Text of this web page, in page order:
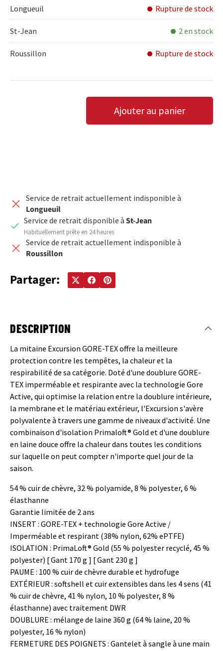
Longueuil Rupture de stock
St-Jean 2 en stock
Roussillon Rupture de stock
DIMINUER LA QUANTITÉ
AUGMENTER LA QUANTITÉ
Ajouter au panier
Service de retrait actuellement indisponible à
Longueuil
Service de retrait disponible à St-Jean
Habituellement prête en 24 heures
Service de retrait actuellement indisponible à
Roussillon
Partager:
DESCRIPTION
La mitaine Excursion GORE-TEX offre la meilleure
protection contre les tempêtes, la chaleur et la
respirabilité de sa catégorie. Doté d'une doublure GORE-
TEX imperméable et respirante avec la technologie Gore
Active, qui optimise la relation entre la doublure intérieure,
la membrane et le matériau extérieur, l'Excursion s'avère
polyvalente à travers une gamme de niveaux d'activité. Une
combinaison d'isolation Primaloft® Gold et d'une doublure
en laine douce offre la chaleur dans toutes les conditions
sur laquelle on peut compter n'importe quel jour de la
saison.
54 % cuir de chèvre, 32 % polyamide, 8 % polyester, 6 %
élasthanne
Garantie limitée de 2 ans
INSERT : GORE-TEX + technologie Gore Active /
Imperméable et respirant (38% nylon, 62% ePTFE)
ISOLATION : PrimaLoft® Gold (55 % polyester recyclé, 45 %
polyester) [ Gant 170 g ] [ Gant 230 g ]
PAUME : 100 % cuir de chèvre durable et hydrofuge
EXTÉRIEUR : softshell et cuir extensibles dans les 4 sens (41
% cuir de chèvre, 41 % nylon, 10 % polyester, 8 %
élasthanne) avec traitement DWR
DOUBLURE : mélange de laine 360 ​​g (64 % laine, 20 %
polyester, 16 % nylon)
FERMETURE DES POIGNETS : Gantelet à sangle à une main